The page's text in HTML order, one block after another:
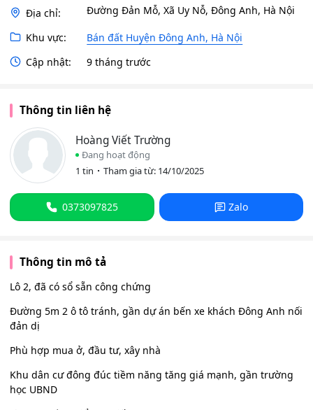
Địa chỉ: Đường Đản Mỗ, Xã Uy Nỗ, Đông Anh, Hà Nội
Khu vực:
Bán đất Huyện Đông Anh, Hà Nội
Cập nhật:
9 tháng trước
Thông tin liên hệ
Hoàng Viết Trường
Đang hoạt động
1 tin
Tham gia từ: 14/10/2025
0373097825 Zalo
Thông tin mô tả
Lô 2, đã có sổ sẵn công chứng
Đường 5m 2 ô tô tránh, gần dự án bến xe khách Đông Anh nối
đản dị
Phù hợp mua ở, đầu tư, xây nhà
Khu dân cư đông đúc tiềm năng tăng giá mạnh, gần trường
học UBND